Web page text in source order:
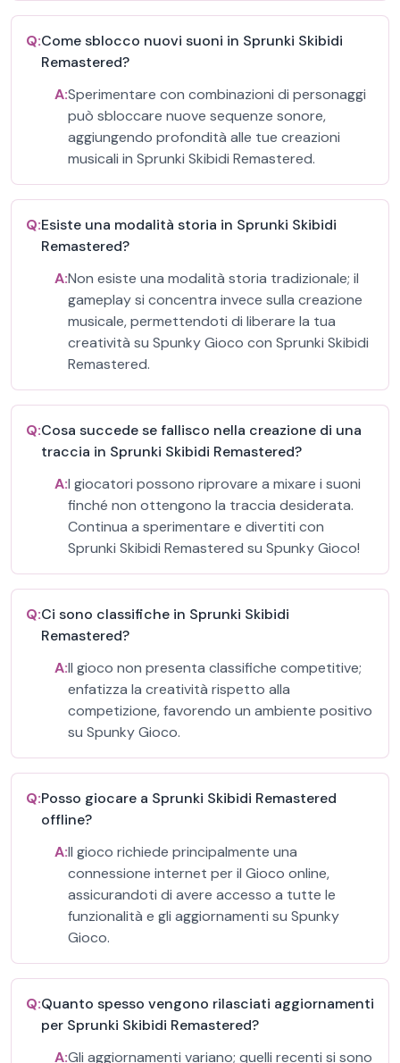
Q:Come sblocco nuovi suoni in Sprunki Skibidi
Remastered?
A:Sperimentare con combinazioni di personaggi
può sbloccare nuove sequenze sonore,
aggiungendo profondità alle tue creazioni
musicali in Sprunki Skibidi Remastered.
Q:Esiste una modalità storia in Sprunki Skibidi
Remastered?
A:Non esiste una modalità storia tradizionale; il
gameplay si concentra invece sulla creazione
musicale, permettendoti di liberare la tua
creatività su Spunky Gioco con Sprunki Skibidi
Remastered.
Q:Cosa succede se fallisco nella creazione di una
traccia in Sprunki Skibidi Remastered?
A:I giocatori possono riprovare a mixare i suoni
finché non ottengono la traccia desiderata.
Continua a sperimentare e divertiti con
Sprunki Skibidi Remastered su Spunky Gioco!
Q:Ci sono classifiche in Sprunki Skibidi
Remastered?
A:Il gioco non presenta classifiche competitive;
enfatizza la creatività rispetto alla
competizione, favorendo un ambiente positivo
su Spunky Gioco.
Q:Posso giocare a Sprunki Skibidi Remastered
offline?
A:Il gioco richiede principalmente una
connessione internet per il Gioco online,
assicurandoti di avere accesso a tutte le
funzionalità e gli aggiornamenti su Spunky
Gioco.
Q:Quanto spesso vengono rilasciati aggiornamenti
per Sprunki Skibidi Remastered?
A:Gli aggiornamenti variano; quelli recenti si sono